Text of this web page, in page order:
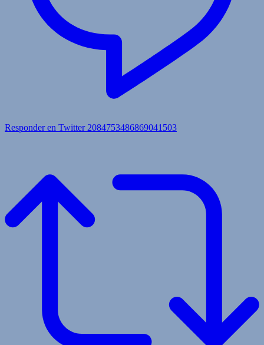
Responder en Twitter 2084753486869041503